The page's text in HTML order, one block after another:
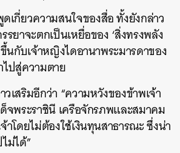
ดเกี่ยวความสนใจของสื่อ ทั้งยังกล่าว
รยาจะตกเป็นเหยื่อของ ‘สิ่งทรงพลัง
นกับเจ้าหญิงไดอานาพระมารดาของ
ไปสู่ความตาย
เสริมอีกว่า “ความหวังของข้าพเจ้า
จพระราชินี เครือจักรภพและสมาคม
าโดยไม่ต้องใช้เงินทุนสาธารณะ ซึ่งน่า
ม่ได้”